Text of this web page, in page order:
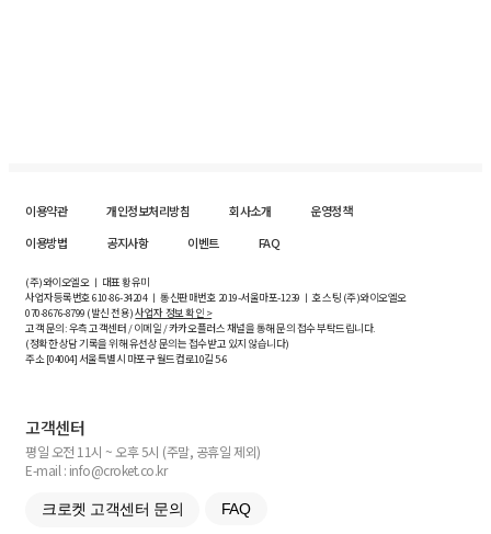
이용약관 개인정보처리방침 회사소개
운영정책
이용방법
공지사항 이벤트 FAQ
(주)와이오엘오 ㅣ 대표 황유미
사업자등록번호610-86-34204ㅣ 통신판매번호 2019-서울마포-1239 ㅣ 호스팅 (주)와이오엘오
070-8676-8799 (발신 전용)사업자 정보 확인 >
고객 문의: 우측 고객센터 / 이메일 / 카카오플러스 채널을 통해 문의 접수 부탁드립니다.
(정확한 상담 기록을 위해 유선상 문의는 접수받고 있지 않습니다)
주소 [04004] 서울특별시 마포구 월드컵로10길5-6
고객센터
평일 오전 11시 ~ 오후 5시 (주말, 공휴일 제외)
E-mail : info@croket.co.kr
크로켓 고객센터 문의 FAQ